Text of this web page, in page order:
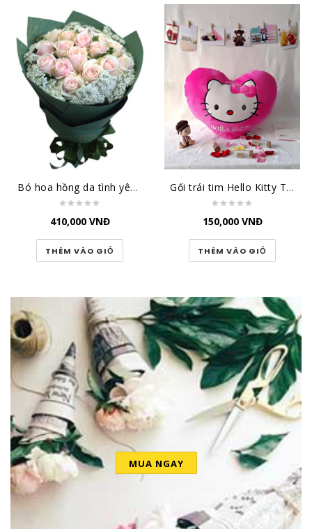
Bó hoa hồng da tình yêu đầu tiên HT163
410,000 VNĐ
THÊM VÀO GIỎ
Gối trái tim Hello Kitty TBGKT1
150,000 VNĐ
THÊM VÀO GIỎ
MUA NGAY